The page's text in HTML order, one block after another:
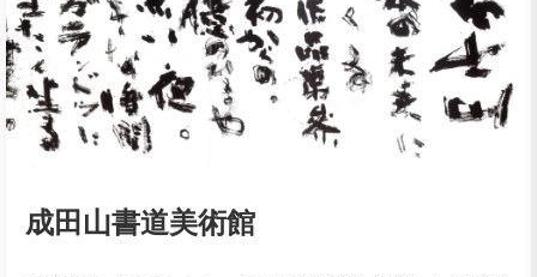
成田山書道美術館